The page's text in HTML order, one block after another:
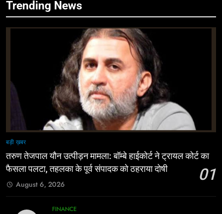
Trending News
बड़ी ख़बर
तरुण तेजपाल यौन उत्पीड़न मामला: बॉम्बे हाईकोर्ट ने ट्रायल कोर्ट का
फैसला पलटा, तहलका के पूर्व संपादक को ठहराया दोषी
01
August 6, 2026
FINANCE